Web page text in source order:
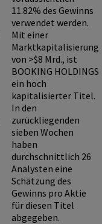
11.82% des Gewinns
verwendet werden.
Mit einer
Marktkapitalisierung
von >$8 Mrd., ist
BOOKING HOLDINGS
ein hoch
kapitalisierter Titel.
In den
zurückliegenden
sieben Wochen
haben
durchschnittlich 26
Analysten eine
Schätzung des
Gewinns pro Aktie
für diesen Titel
abgegeben.